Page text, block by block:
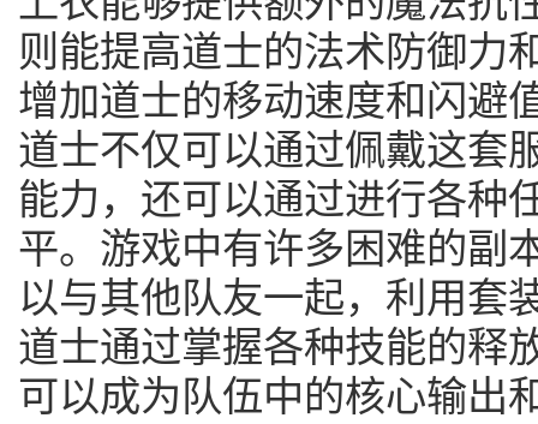
则能提高道士的法术防御力
增加道士的移动速度和闪避
道士不仅可以通过佩戴这套
能力，还可以通过进行各种
平。游戏中有许多困难的副
以与其他队友一起，利用套
道士通过掌握各种技能的释
可以成为队伍中的核心输出